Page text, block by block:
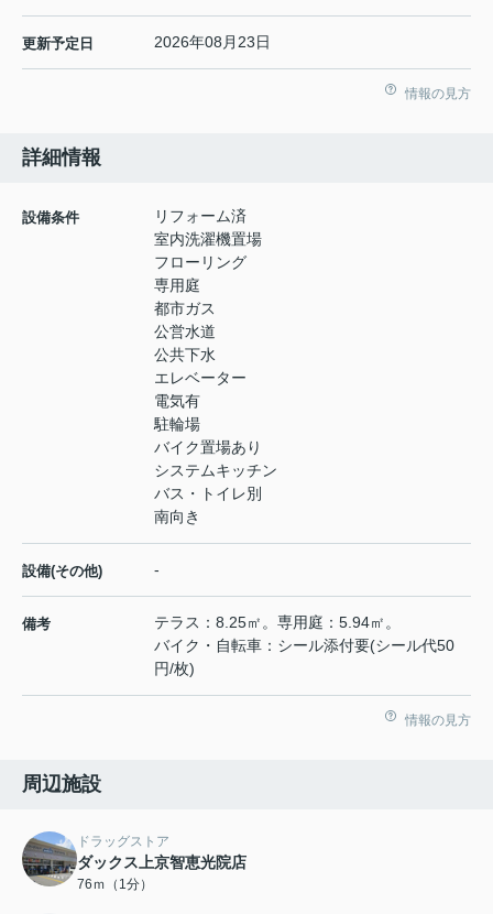
更新予定日 2026年08月23日
情報の見方
詳細情報
設備条件
リフォーム済
室内洗濯機置場
フローリング
専用庭
都市ガス
公営水道
公共下水
エレベーター
電気有
駐輪場
バイク置場あり
システムキッチン
バス・トイレ別
南向き
設備(その他) -
備考
テラス：8.25㎡。専用庭：5.94㎡。
バイク・自転車：シール添付要(シール代50
円/枚)
情報の見方
周辺施設
ドラッグストア
ダックス上京智恵光院店
76ｍ（1分）